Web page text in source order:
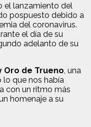
el lanzamiento del
pospuesto debido a
del coronavirus.
el día de su
adelanto de su
Oro de Trueno, una
lo que nos había
con un ritmo más
homenaje a su